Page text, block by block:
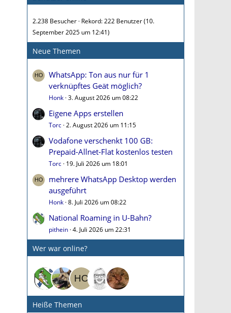
2.238 Besucher Rekord: 222 Benutzer (10.
September 2025 um 12:41)
Neue Themen
WhatsApp: Ton aus nur für 1
verknüpftes Geät möglich?
Honk 3. August 2026 um 08:22
Eigene Apps erstellen
Torc 2. August 2026 um 11:15
Vodafone verschenkt 100 GB:
Prepaid-Allnet-Flat kostenlos testen
Torc 19. Juli 2026 um 18:01
mehrere WhatsApp Desktop werden
ausgeführt
Honk 8. Juli 2026 um 08:22
National Roaming in U-Bahn?
pithein 4. Juli 2026 um 22:31
Wer war online?
Heiße Themen